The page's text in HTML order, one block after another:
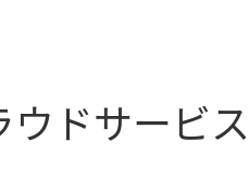
ウドサービ